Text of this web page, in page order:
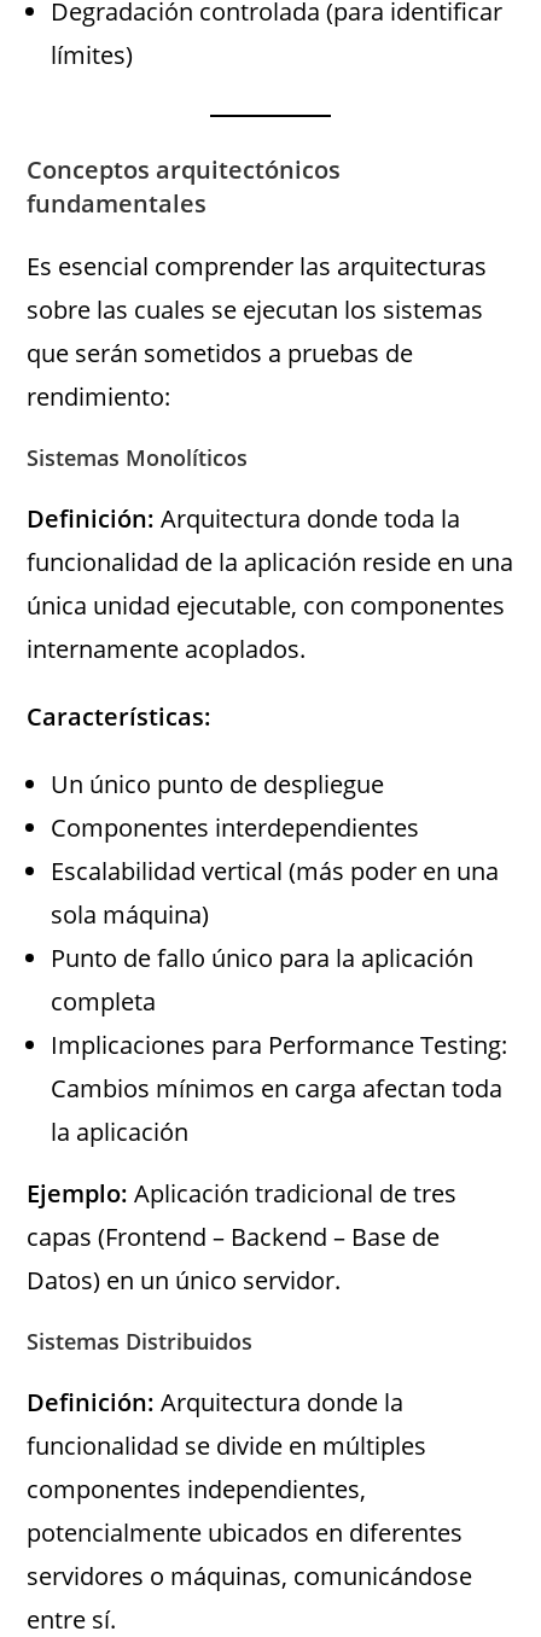
Degradación controlada (para identificar
límites)
Conceptos arquitectónicos
fundamentales
Es esencial comprender las arquitecturas
sobre las cuales se ejecutan los sistemas
que serán sometidos a pruebas de
rendimiento:
Sistemas Monolíticos
Definición: Arquitectura donde toda la
funcionalidad de la aplicación reside en una
única unidad ejecutable, con componentes
internamente acoplados.
Características:
Un único punto de despliegue
Componentes interdependientes
Escalabilidad vertical (más poder en una
sola máquina)
Punto de fallo único para la aplicación
completa
Implicaciones para Performance Testing:
Cambios mínimos en carga afectan toda
la aplicación
Ejemplo: Aplicación tradicional de tres
capas (Frontend – Backend – Base de
Datos) en un único servidor.
Sistemas Distribuidos
Definición: Arquitectura donde la
funcionalidad se divide en múltiples
componentes independientes,
potencialmente ubicados en diferentes
servidores o máquinas, comunicándose
entre sí.